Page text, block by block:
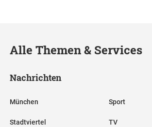
Alle Themen & Services
Nachrichten
München
Stadtviertel
Sport
TV